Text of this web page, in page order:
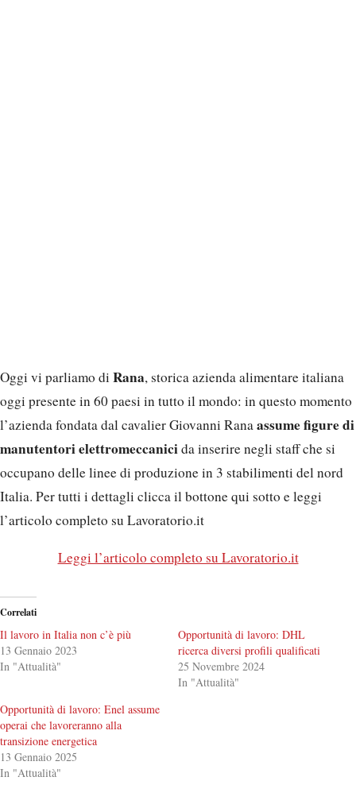
Oggi vi parliamo di Rana, storica azienda alimentare italiana
oggi presente in 60 paesi in tutto il mondo: in questo momento
l’azienda fondata dal cavalier Giovanni Rana assume figure di
manutentori elettromeccanicida inserire negli staff che si
occupano delle linee di produzione in 3 stabilimenti del nord
Italia. Per tutti i dettagli clicca il bottone qui sotto e leggi
l’articolo completo su Lavoratorio.it
Leggi l’articolo completo su Lavoratorio.it
Correlati
Il lavoro in Italia non c’è più
13 Gennaio 2023
In "Attualità"
Opportunità di lavoro: DHL
ricerca diversi profili qualificati
25 Novembre 2024
In "Attualità"
Opportunità di lavoro: Enel assume
operai che lavoreranno alla
transizione energetica
13 Gennaio 2025
In "Attualità"